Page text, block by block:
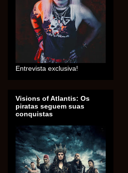
Entrevista exclusiva!
Visions of Atlantis: Os
piratas seguem suas
conquistas